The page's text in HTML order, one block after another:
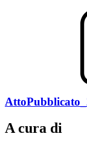
A cura di